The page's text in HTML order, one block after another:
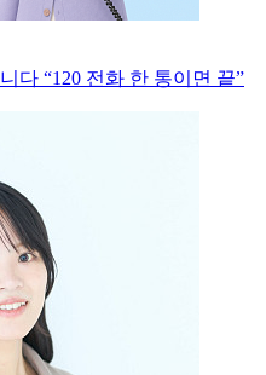
다 “120 전화 한 통이면 끝”